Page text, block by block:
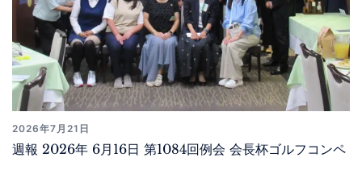
2026年7月21日
週報 2026年 6月16日 第1084回例会 会長杯ゴルフコンペ